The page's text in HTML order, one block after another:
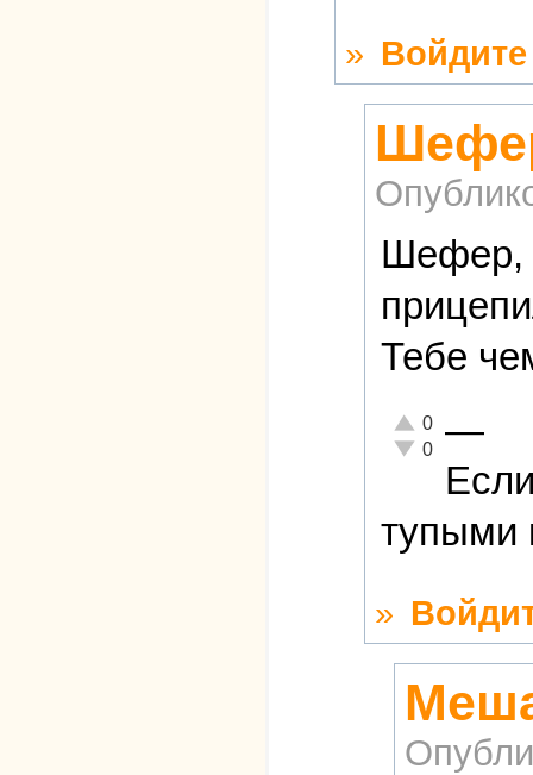
» Войдите
Шефер,
Тебе
Отлично!
0
Неадекватно!
0 —
тупыми
»